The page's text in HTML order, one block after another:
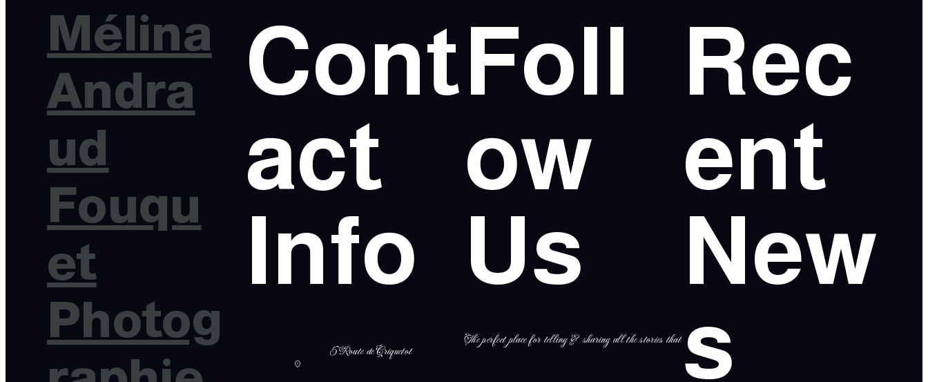
Mélina
Andra
ud
Fouqu
et
Photog
Cont
act
Info
5 Route de Criquetot
Foll
ow
Us
The perfect place for telling & sharing all the stories that
Rec
ent
New
s